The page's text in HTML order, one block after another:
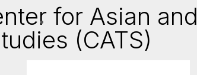
for Asian and
(CATS)